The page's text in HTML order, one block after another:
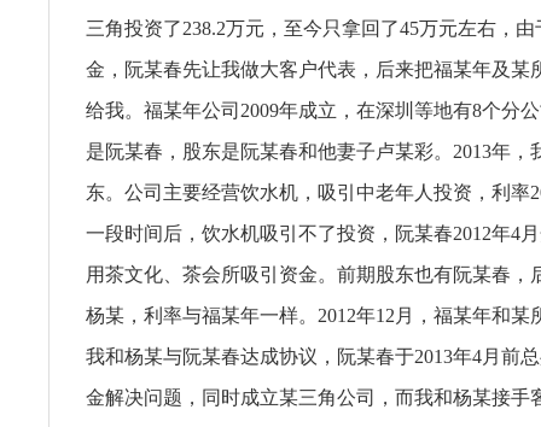
三角投资了238.2万元，至今只拿回了45万元左右，
金，阮某春先让我做大客户代表，后来把福某年及某
给我。福某年公司2009年成立，在深圳等地有8个分
是阮某春，股东是阮某春和他妻子卢某彩。2013年，
东。公司主要经营饮水机，吸引中老年人投资，利率
一段时间后，饮水机吸引不了投资，阮某春2012年4
用茶文化、茶会所吸引资金。前期股东也有阮某春，
杨某，利率与福某年一样。2012年12月，福某年和某
我和杨某与阮某春达成协议，阮某春于2013年4月前
金解决问题，同时成立某三角公司，而我和杨某接手